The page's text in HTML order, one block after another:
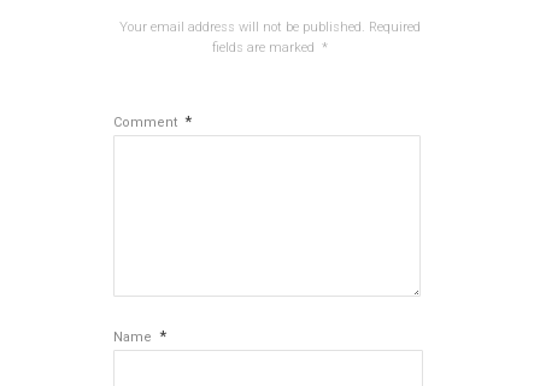
Your email address will not be published. Required
fields are marked *
Comment *
Name *